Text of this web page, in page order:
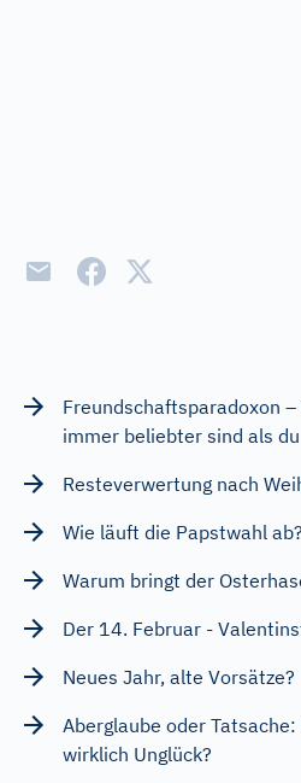
Freundschaftsparadoxon
immer beliebter sind als du
Resteverwertung nach
Wie läuft die Papstwahl ab?
Warum bringt der
Der 14. Februar -
Neues Jahr, alte Vorsätze?
Aberglaube oder
wirklich Unglück?